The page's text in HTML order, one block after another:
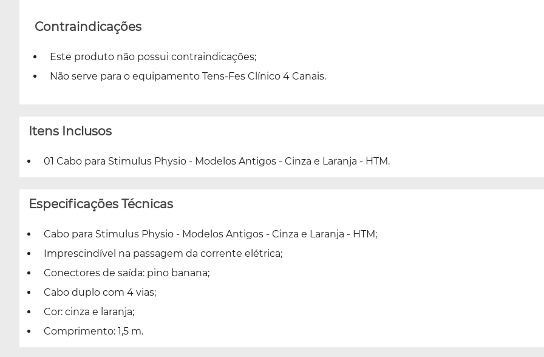
Contraindicações
Este produto não possui contraindicações;
Não serve para o equipamento Tens-Fes Clínico 4 Canais.
Itens Inclusos
01 Cabo para Stimulus Physio - Modelos Antigos - Cinza e Laranja - HTM.
Especificações Técnicas
Cabo para Stimulus Physio - Modelos Antigos - Cinza e Laranja - HTM;
Imprescindível na passagem da corrente elétrica;
Conectores de saída: pino banana;
Cabo duplo com 4 vias;
Cor: cinza e laranja;
Comprimento: 1,5 m.